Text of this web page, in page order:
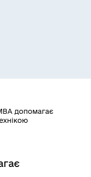
допомагає